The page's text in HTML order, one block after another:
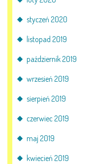
styczeń 2020
listopad 2019
październik 2019
wrzesień 2019
sierpień 2019
czerwiec 2019
maj 2019
kwiecień 2019